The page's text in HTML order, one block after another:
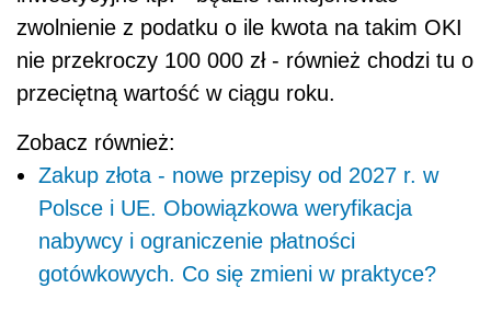
zwolnienie z podatku o ile kwota na takim OKI
nie przekroczy 100 000 zł - również chodzi tu o
przeciętną wartość w ciągu roku.
Zobacz również:
Zakup złota - nowe przepisy od 2027 r. w
Polsce i UE. Obowiązkowa weryfikacja
nabywcy i ograniczenie płatności
gotówkowych. Co się zmieni w praktyce?